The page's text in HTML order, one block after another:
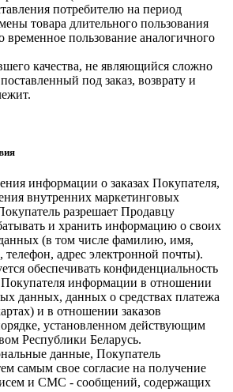
потребителю на период
товара длительного пользования
временное пользование аналогичного
качества, не являющийся сложно
под заказ, возврату и
информации о заказах Покупателя,
внутренних маркетинговых
разрешает Продавцу
и хранить информацию о своих
(в том числе фамилию, имя,
телефон, адрес электронной почты).
обеспечивать конфиденциальность
информации в отношении
данных, данных о средствах платежа
и в отношении заказов
установленном действующим
Республики Беларусь.
данные, Покупатель
самым свое согласие на получение
и СМС - сообщений, содержащих